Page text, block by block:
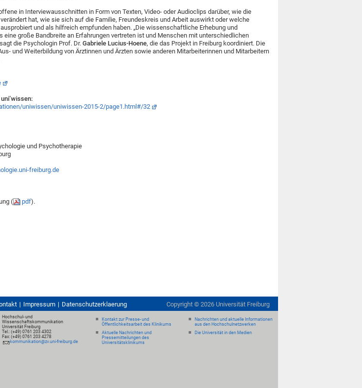
in Interviewausschnitten in Form von Texten, Video- oder Audioclips darüber, wie die
hat, wie sie sich auf die Familie, Freundeskreis und Arbeit auswirkt oder welche
und als hilfreich empfunden haben. „Die wissenschaftliche Erhebung und
eine große Bandbreite an Erfahrungen vertreten ist und Menschen mit unterschiedlichen
die Psychologin Prof. Dr. Gabriele Lucius-Hoene, die das Projekt in Freiburg koordiniert. Die
und Weiterbildung von Ärztinnen und Ärzten sowie anderen Mitarbeiterinnen und Mitarbeitern
uniwissen/uniwissen-2015-2/page1.html#/32
und Psychotherapie
freiburg.de
( pdf).
Impressum Datenschutzerklaerung Copyright © 2026 Universität Freiburg
Hochschul- und
Wissenschaftskommunikation
Universität Freiburg
Tel.: (+49) 0761 203 4302
Fax: (+49) 0761 203 4278
kommunikation@zv.uni-freiburg.de
Kontakt zur Presse- und
Öffentlichkeitsarbeit des Klinikums
Aktuelle Nachrichten und
Pressemitteilungen des
Universitätsklinikums
Nachrichten und aktuelle Informationen
aus den Hochschulnetzwerken
Die Universität in den Medien